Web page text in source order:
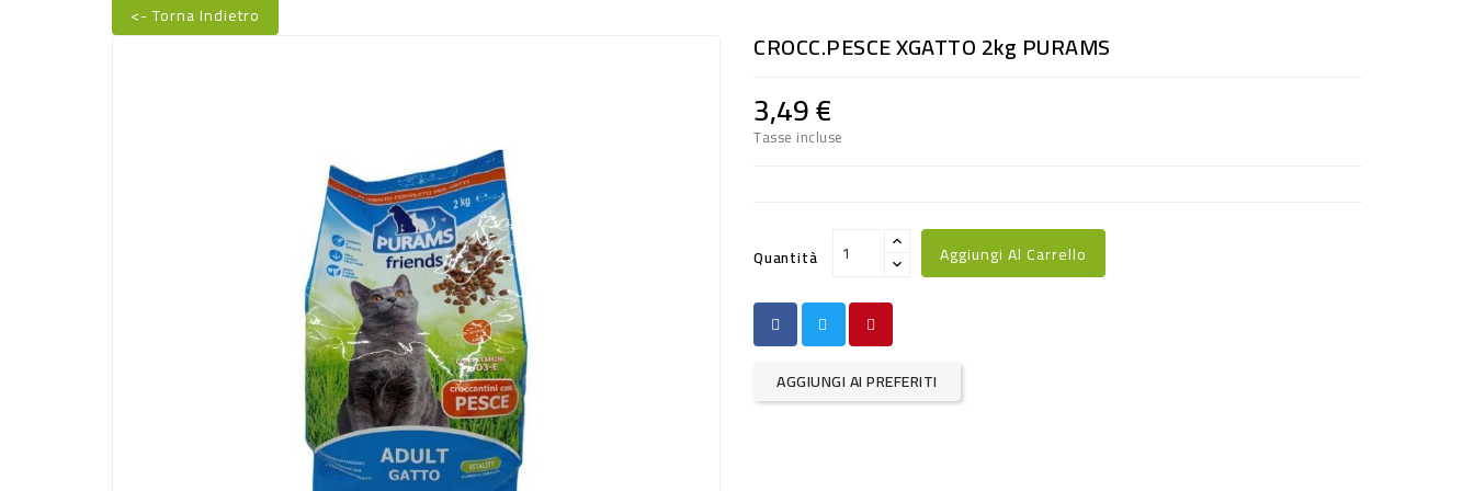
<- Torna Indietro
CROCC.PESCE XGATTO 2kg PURAMS
3,49 €
Tasse incluse
Quantità Aggiungi Al Carrello
AGGIUNGI AI PREFERITI